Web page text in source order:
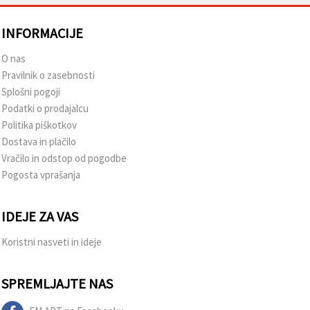
INFORMACIJE
O nas
Pravilnik o zasebnosti
Splošni pogoji
Podatki o prodajalcu
Politika piškotkov
Dostava in plačilo
Vračilo in odstop od pogodbe
Pogosta vprašanja
IDEJE ZA VAS
Koristni nasveti in ideje
SPREMLJAJTE NAS